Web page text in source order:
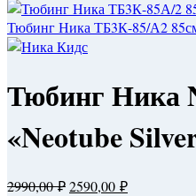
Тюбинг Ника ТБ3К-85/А2
Тюбинг Ника
«Neotube
2990,00₽2590,00 ₽